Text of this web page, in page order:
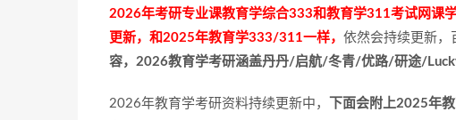
2026年考研专业课教育学综合333和教育学311考试网课
更新，和2025年教育学333/311一样， 依然会持续更新，
容，2026教育学考研涵盖丹丹/启航/冬青/优路/研途/
2026年教育学考研资料持续更新中， 下面会附上2025年